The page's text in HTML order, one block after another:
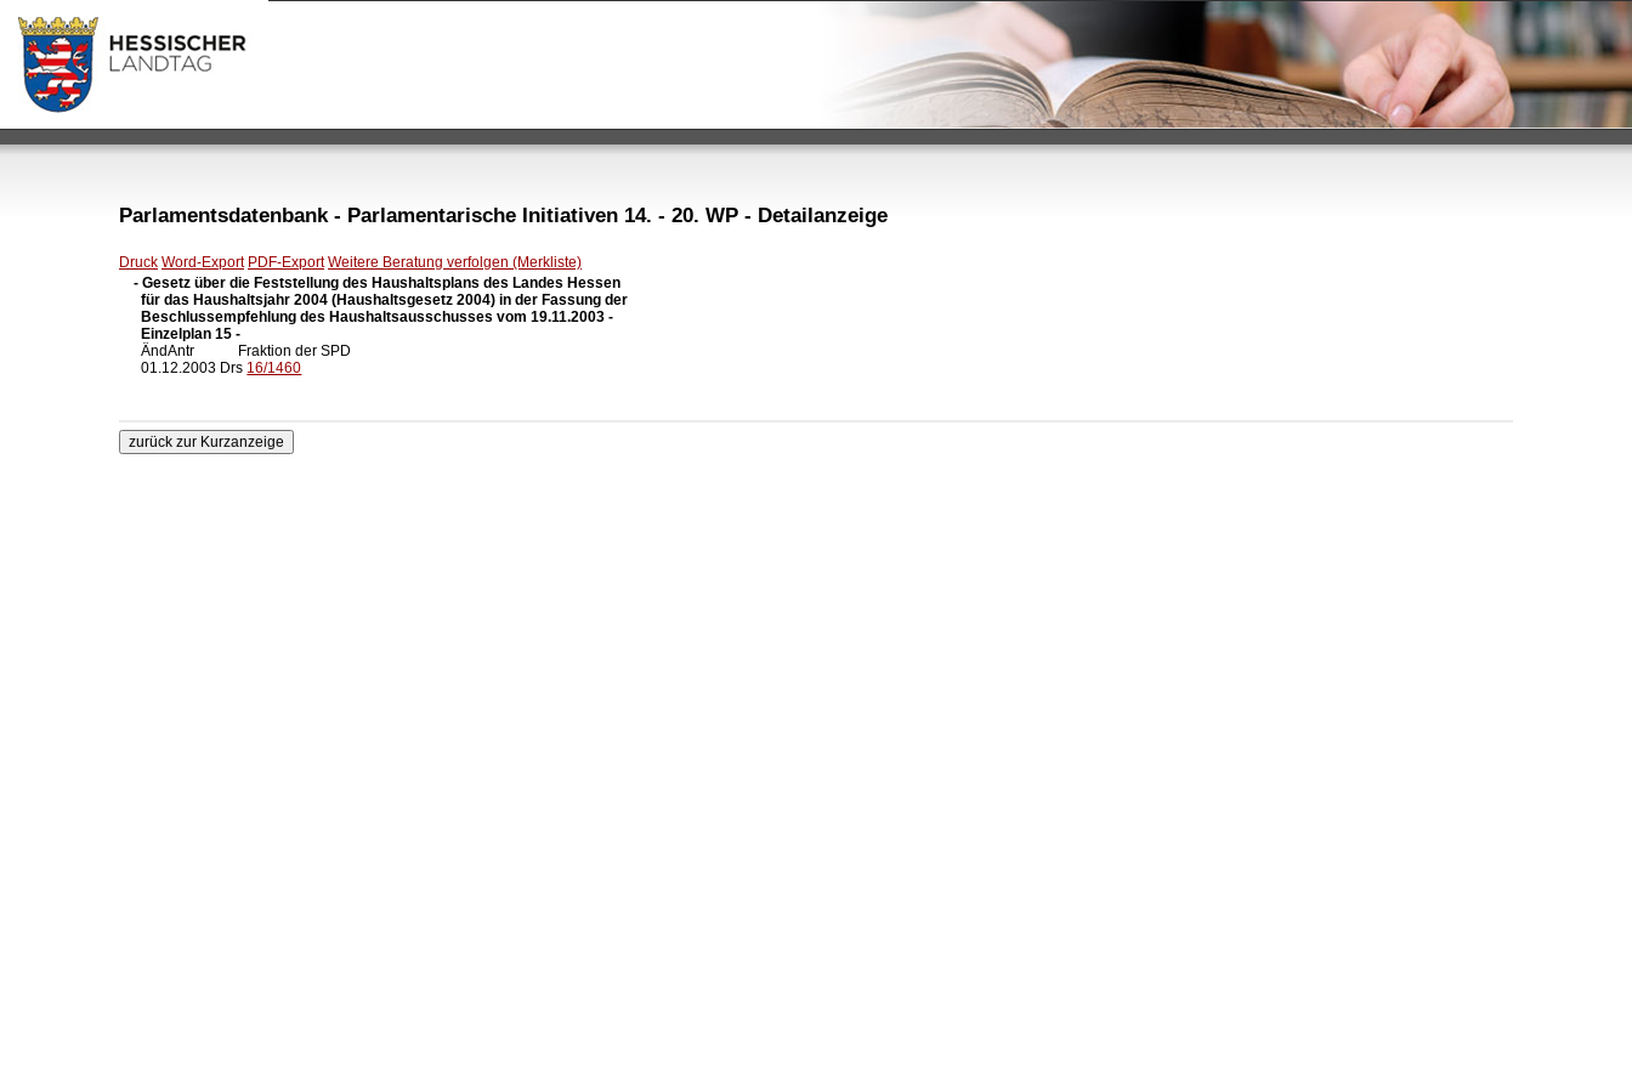
Parlamentsdatenbank - Parlamentarische Initiativen 14. - 20. WP - Detailanzeige
Druck Word-Export PDF-Export Weitere Beratung verfolgen (Merkliste)
- Gesetz über die Feststellung des Haushaltsplans des Landes Hessen
  für das Haushaltsjahr 2004 (Haushaltsgesetz 2004) in der Fassung der
  Beschlussempfehlung des Haushaltsausschusses vom 19.11.2003 -
  Einzelplan 15 -
ÄndAntr            Fraktion der SPD
  01.12.2003 Drs
16/1460